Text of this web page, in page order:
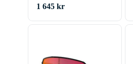
1 645 kr